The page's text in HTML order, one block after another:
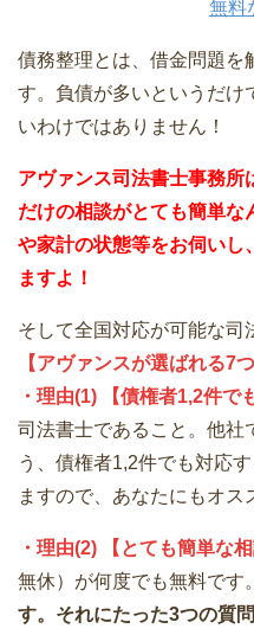
無料
債務整理とは、借金問題を
す。負債が多いというだけ
いわけではありません！
アヴァンス司法書士事務所
だけの相談がとても簡単な
や家計の状態等をお伺いし
ますよ！
そして全国対応が可能な司
【アヴァンスが選ばれる7
・理由(1) 【債権者1,2件で
司法書士であること。他社
う、債権者1,2件でも対応
ますので、あなたにもオス
・理由(2) 【とても簡単な相
無休）が何度でも無料です。
す。それにたった3つの質